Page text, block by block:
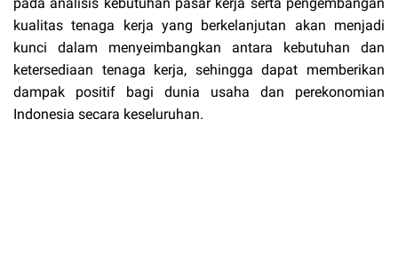
kualitas tenaga kerja yang berkelanjutan akan menjadi
kunci dalam menyeimbangkan antara kebutuhan dan
ketersediaan tenaga kerja, sehingga dapat memberikan
dampak positif bagi dunia usaha dan perekonomian
Indonesia secara keseluruhan.